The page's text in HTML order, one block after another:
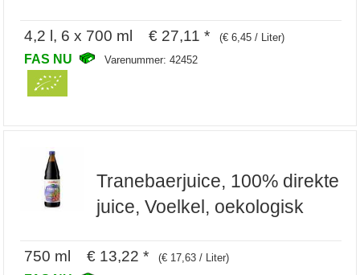
4,2 l, 6 x 700 ml € 27,11 * (€ 6,45 / Liter)
FAS NU Varenummer: 42452
Tranebaerjuice, 100% direkte
juice, Voelkel, oekologisk
750 ml € 13,22 * (€ 17,63 / Liter)